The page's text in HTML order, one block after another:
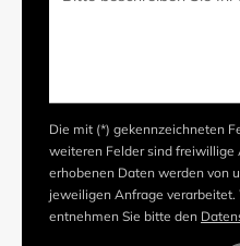
Die mit (*) gekennzeichneten
weiteren Felder sind freiwillige
erhobenen Daten werden von
jeweiligen Anfrage
entnehmen Sie bitte den